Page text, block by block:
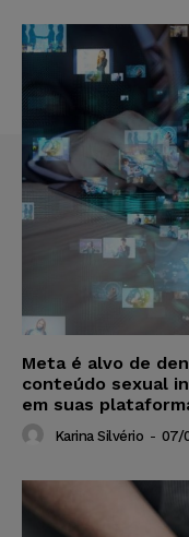
Meta é alvo de
conteúdo sexual
em suas
Karina Silvério - 07/